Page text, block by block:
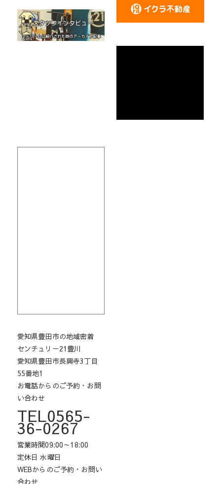
愛知県豊田市の地域密着
センチュリー21豊川
愛知県豊田市長興寺3丁目
55番地1
お電話からのご予約・お問
い合わせ
TEL0565-
36-0267
営業時間09:00～18:00
定休日 水曜日
WEBからのご予約・お問い
合わせ